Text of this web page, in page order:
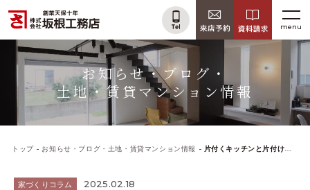
menu
お知らせ・ブログ・
土地・賃貸マンション情報
トップ お知らせ・ブログ・土地・賃貸マンション情報 片付くキッチンと片付けのコツ
家づくりコラム 2025.02.18